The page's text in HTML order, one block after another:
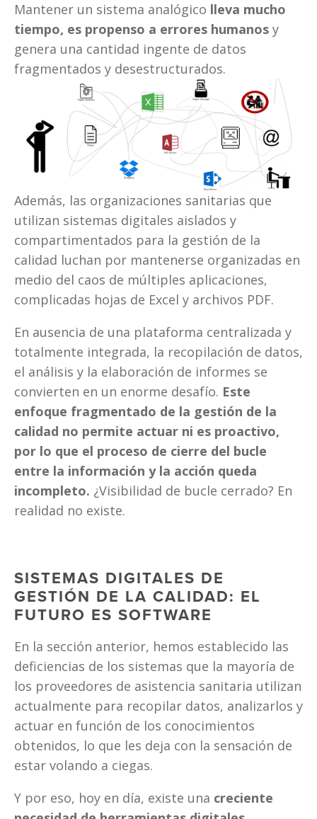
Mantener un sistema analógico lleva mucho
tiempo, es propenso a errores humanos y
genera una cantidad ingente de datos
fragmentados y desestructurados.
Además, las organizaciones sanitarias que
utilizan sistemas digitales aislados y
compartimentados para la gestión de la
calidad luchan por mantenerse organizadas en
medio del caos de múltiples aplicaciones,
complicadas hojas de Excel y archivos PDF.
En ausencia de una plataforma centralizada y
totalmente integrada, la recopilación de datos,
el análisis y la elaboración de informes se
convierten en un enorme desafío. Este
enfoque fragmentado de la gestión de la
calidad no permite actuar ni es proactivo,
por lo que el proceso de cierre del bucle
entre la información y la acción queda
incompleto. ¿Visibilidad de bucle cerrado? En
realidad no existe.
SISTEMAS DIGITALES DE
GESTIÓN DE LA CALIDAD: EL
FUTURO ES SOFTWARE
En la sección anterior, hemos establecido las
deficiencias de los sistemas que la mayoría de
los proveedores de asistencia sanitaria utilizan
actualmente para recopilar datos, analizarlos y
actuar en función de los conocimientos
obtenidos, lo que les deja con la sensación de
estar volando a ciegas.
Y por eso, hoy en día, existe una creciente